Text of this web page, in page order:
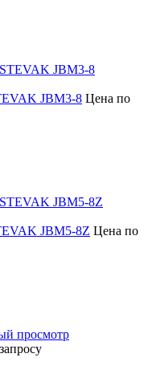
JBM3-8 Цена по
JBM5-8Z Цена по
просмотр